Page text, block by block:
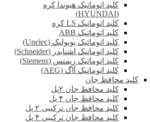
کلید اتوماتیک هیوندا کره
(HYUNDAI)
کلید اتوماتیک LS کره
کلید اتوماتیک ABB
کلید اتوماتیک یونولیک (Unelec)
کلید اتوماتیک اشنایدر (Schneider)
کلید اتوماتیک زیمنس (Siemens)
کلید اتوماتیک آاگ (AEG)
کلید محافظ جان
کلید محافظ جان ۲پل
کلید محافظ جان ۴ پل
کلید محافظ جان ترکیبی ۲ پل
کلید محافظ جان ترکیبی ۴ پل